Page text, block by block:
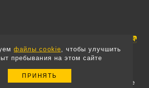
© 2008-2025 Вентопро
представленная на данном сайте, не
файлы cookie, чтобы улучшить
пребывания на этом сайте
ПРИНЯТЬ